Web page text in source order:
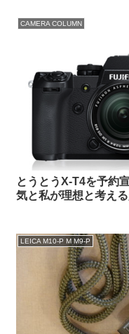
CAMERA COLUMN
とうとうX-T4を予約
気と私が理想と考え
LEICA M10-P M M9-P